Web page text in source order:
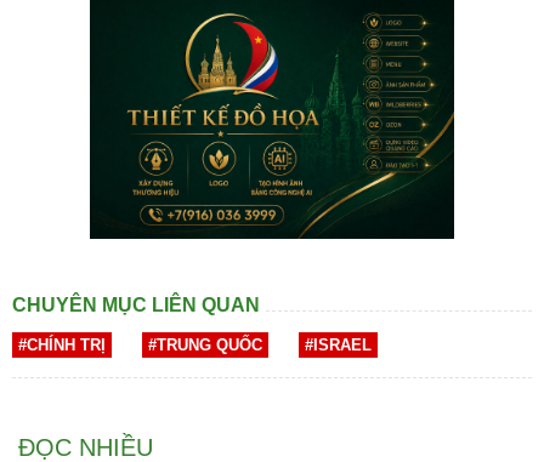
CHUYÊN MỤC LIÊN QUAN
#CHÍNH TRỊ #TRUNG QUỐC #ISRAEL
ĐỌC NHIỀU